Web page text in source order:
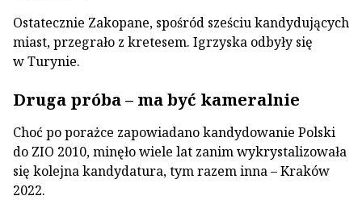
Ostatecznie Zakopane, spośród sześciu kandydujących
miast, przegrało z kretesem. Igrzyska odbyły się
w Turynie.
Druga próba – ma być kameralnie
Choć po porażce zapowiadano kandydowanie Polski
do ZIO 2010, minęło wiele lat zanim wykrystalizowała
się kolejna kandydatura, tym razem inna – Kraków
2022.